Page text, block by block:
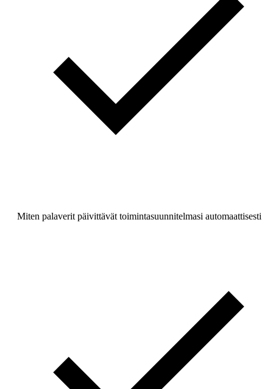
Miten palaverit päivittävät toimintasuunnitelmasi automaattisesti